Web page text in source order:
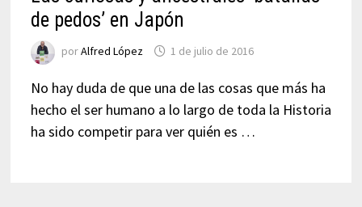
de pedos’ en Japón
porAlfred López 1 de julio de 2016
No hay duda de que una de las cosas que más ha
hecho el ser humano a lo largo de toda la Historia
ha sido competir para ver quién es …